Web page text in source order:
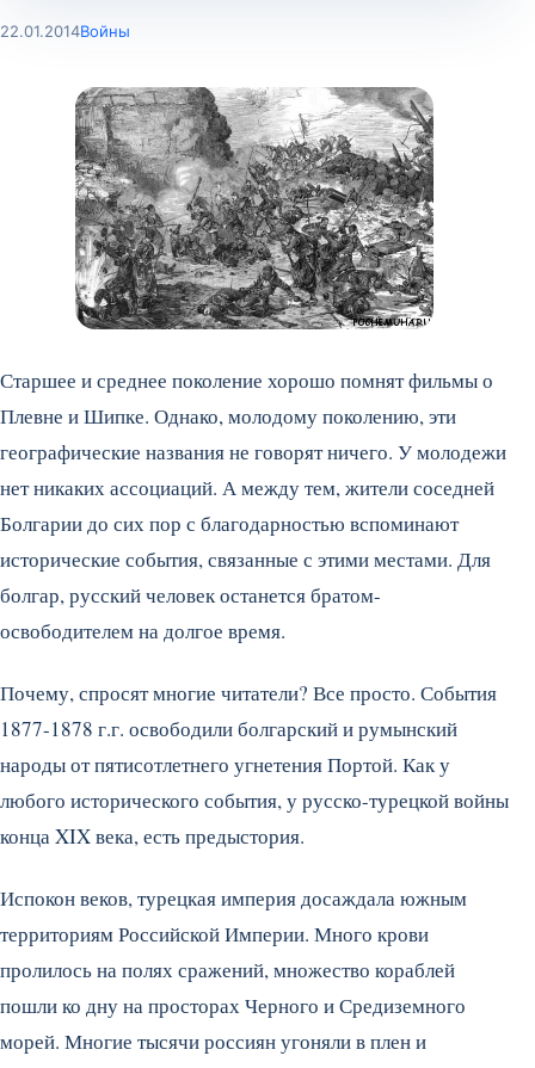
22.01.2014Войны
Старшее и среднее поколение хорошо помнят фильмы о
Плевне и Шипке. Однако, молодому поколению, эти
географические названия не говорят ничего. У молодежи
нет никаких ассоциаций. А между тем, жители соседней
Болгарии до сих пор с благодарностью вспоминают
исторические события, связанные с этими местами. Для
болгар, русский человек останется братом-
освободителем на долгое время.
Почему, спросят многие читатели? Все просто. События
1877-1878 г.г. освободили болгарский и румынский
народы от пятисотлетнего угнетения Портой. Как у
любого исторического события, у русско-турецкой войны
конца XIX века, есть предыстория.
Испокон веков, турецкая империя досаждала южным
территориям Российской Империи. Много крови
пролилось на полях сражений, множество кораблей
пошли ко дну на просторах Черного и Средиземного
морей. Многие тысячи россиян угоняли в плен и